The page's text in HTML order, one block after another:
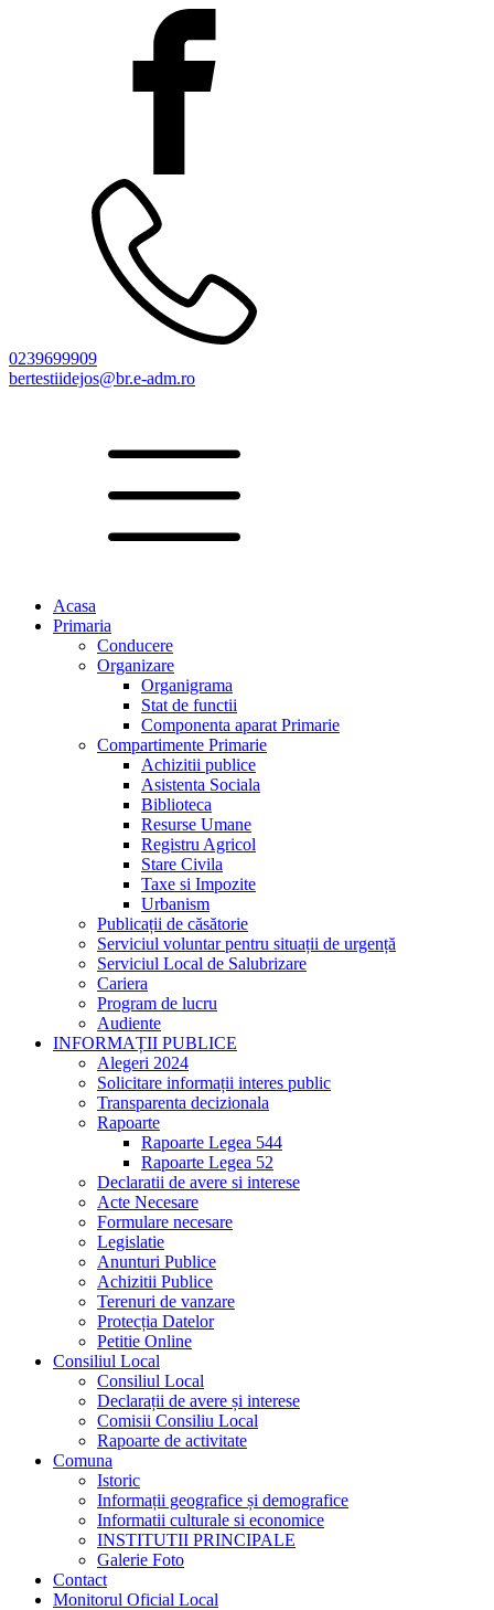
0239699909
bertestiidejos@br.e-adm.ro
Acasa
Primaria
Conducere
Organizare
Organigrama
Stat de functii
Componenta aparat Primarie
Compartimente Primarie
Achizitii publice
Asistenta Sociala
Biblioteca
Resurse Umane
Registru Agricol
Stare Civila
Taxe si Impozite
Urbanism
Publicații de căsătorie
Serviciul voluntar pentru situații de urgență
Serviciul Local de Salubrizare
Cariera
Program de lucru
Audiente
INFORMAȚII PUBLICE
Alegeri 2024
Solicitare informații interes public
Transparenta decizionala
Rapoarte
Rapoarte Legea 544
Rapoarte Legea 52
Declaratii de avere si interese
Acte Necesare
Formulare necesare
Legislatie
Anunturi Publice
Achizitii Publice
Terenuri de vanzare
Protecția Datelor
Petitie Online
Consiliul Local
Consiliul Local
Declarații de avere și interese
Comisii Consiliu Local
Rapoarte de activitate
Comuna
Istoric
Informații geografice și demografice
Informatii culturale si economice
INSTITUTII PRINCIPALE
Galerie Foto
Contact
Monitorul Oficial Local